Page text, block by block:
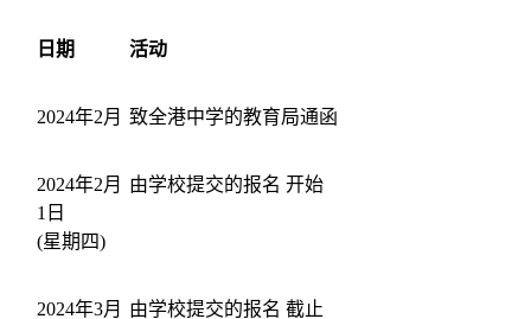
日期 活动
2024年2月 致全港中学的教育局通函
2024年2月
1日
(星期四)
由学校提交的报名 开始
2024年3月
由学校提交的报名 截止